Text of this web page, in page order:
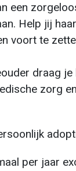
een
Help jij
voort te
draag je
zorg
per jaar